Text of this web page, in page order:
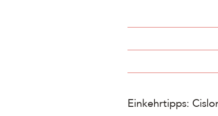
Einkehrtipps: